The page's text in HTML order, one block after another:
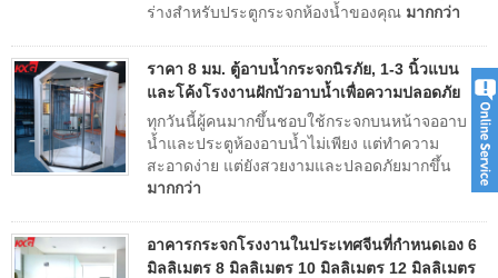
ร่างสำหรับประตูกระจกห้องน้ำของคุณ มากกว่า
ราคา 8 มม. ตู้อาบน้ำกระจกนิรภัย, 1-3 นิ้วแบน
และโค้งโรงงานฝักบัวอาบน้ำเพื่อความปลอดภัย
ทุกวันนี้ผู้คนมากขึ้นชอบใช้กระจกบนหน้าจออาบ
น้ำและประตูห้องอาบน้ำไม่เพียง แต่ทำความ
สะอาดง่าย แต่ยังสวยงามและปลอดภัยมากขึ้น
มากกว่า
อาคารกระจกโรงงานในประเทศจีนที่กำหนดเอง 6
มิลลิเมตร 8 มิลลิเมตร 10 มิลลิเมตร 12 มิลลิเมตร